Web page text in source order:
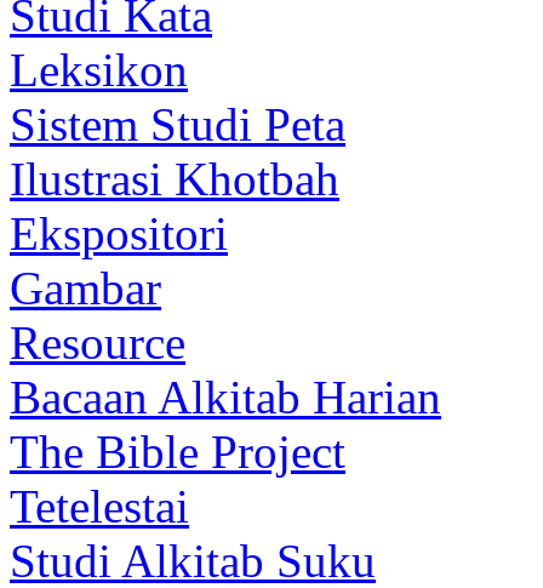
Studi Kata
Leksikon
Sistem Studi Peta
Ilustrasi Khotbah
Ekspositori
Gambar
Resource
Bacaan Alkitab Harian
The Bible Project
Tetelestai
Studi Alkitab Suku